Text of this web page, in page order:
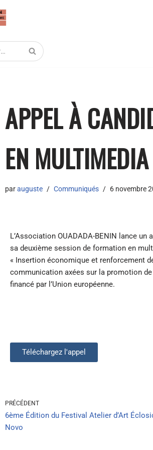
APPEL À
EN
parauguste Communiqués 6 novembre
L’Association OUADADA-BENIN lance
sa deuxième session de formation en
« Insertion économique et renforcement
communication axées sur la promotion
financé par l’Union européenne.
Téléchargez l'appel
PRÉCÉDENT
6ème Édition du Festival Atelier d’Art
Novo